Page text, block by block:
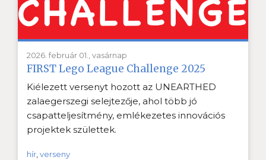
2026. február 01., vasárnap
FIRST Lego League Challenge 2025
Kiélezett versenyt hozott az UNEARTHED
zalaegerszegi selejtezője, ahol több jó
csapatteljesítmény, emlékezetes innovációs
projektek születtek.
hír,verseny